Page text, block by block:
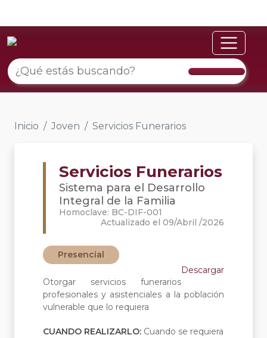
Inicio Joven Servicios Funerarios
Servicios Funerarios
Sistema para el Desarrollo
Integral de la Familia
Homoclave: BC-DIF-001
Actualizado el 09/Abril /2026
Presencial
Descargar
Otorgar servicios funerarios
profesionales y asistenciales a la población
vulnerable que lo requiera
CUANDO REALIZARLO: Cuando se requiera